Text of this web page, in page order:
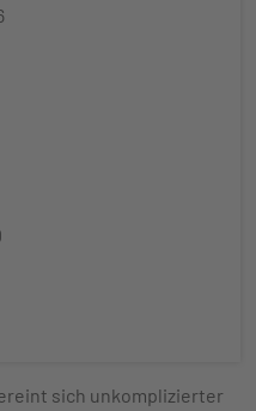
sich unkomplizierter